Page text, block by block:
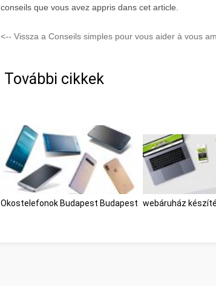
conseils que vous avez appris dans cet article.
<-- Vissza a Conseils simples pour vous aider à vous
További cikkek
Okostelefonok Budapest Budapest webáruház